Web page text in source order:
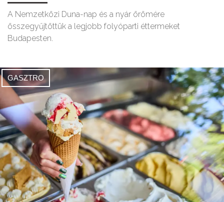
A Nemzetközi Duna-nap és a nyár örömére
összegyűjtöttük a legjobb folyóparti éttermeket
Budapesten.
GASZTRO